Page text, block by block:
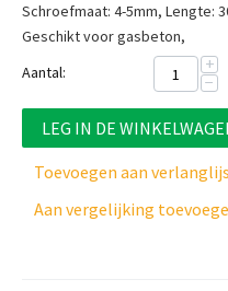
Schroefmaat: 4-5mm, Lengte:
Geschikt voor gasbeton,
Aantal:
+
−
LEG IN DE
Toevoegen aan
Aan vergelijking